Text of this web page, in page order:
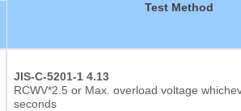
Test Method
JIS-C-5201-1 4.13
RCWV*2.5 or Max. overload voltage
seconds